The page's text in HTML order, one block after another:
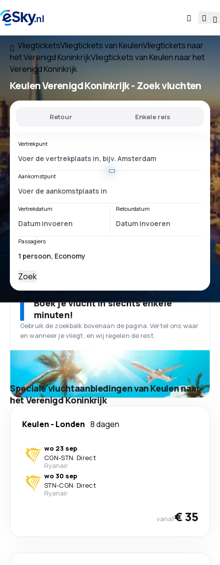
VliegticketsVliegtickets van KeulenVliegtickets naar
het Verenigd KoninkrijkVliegtickets van Keulen naar het
Verenigd Koninkrijk
Keulen Verenigd Koninkrijk- Zoek vluchten
Retour Enkele reis
Vertrekpunt
Aankomstpunt
Vertrekdatum Retourdatum
Passagiers
Zoek
Boek je vlucht in slechts enkele
minuten!
Gebruik de zoekbalk bovenaan de pagina. Vertel ons waar
en wanneer je vliegt, en wij regelen de rest.
Speciale vluchtaanbiedingen van Keulen naar
het Verenigd Koninkrijk
Keulen - Londen 8 dagen
wo 23 sep
CGN-STN· Direct
Ryanair
wo 30 sep
STN-CGN· Direct
Ryanair
vanaf€ 35